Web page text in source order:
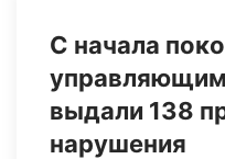
С начала
выдали 138
нарушения